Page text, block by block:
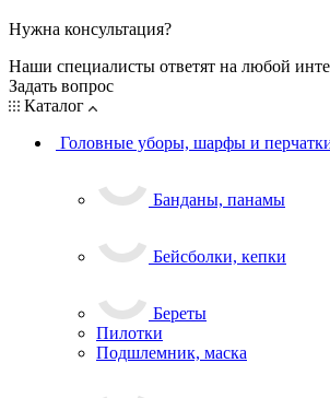
Нужна консультация?
Наши специалисты ответят на любой
Задать вопрос
Каталог
Головные уборы, шарфы и
Банданы, панамы
Бейсболки, кепки
Береты
Пилотки
Подшлемник, маска